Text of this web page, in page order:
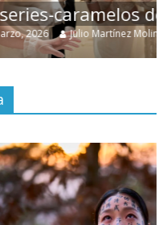
de Shondaland
Molina 0